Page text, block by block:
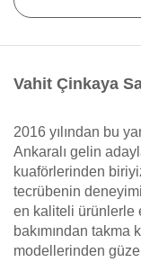
Vahit Çinkaya
2016 yılından bu
Ankaralı gelin
kuaförlerinden
tecrübenin
en kaliteli ürünlerle
bakımından takma
modellerinden